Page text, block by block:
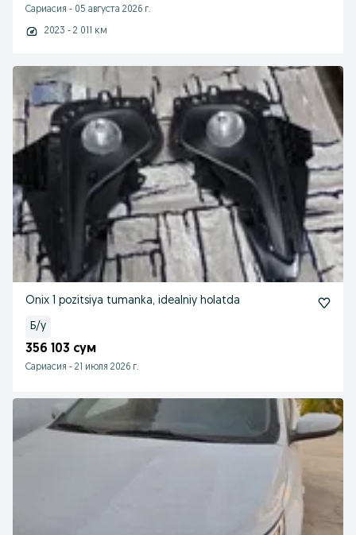
Сариасия - 05 августа 2026 г.
2023 - 2 011 км
Onix 1 pozitsiya tumanka, idealniy holatda
Б/у
356 103 сум
Сариасия - 21 июля 2026 г.